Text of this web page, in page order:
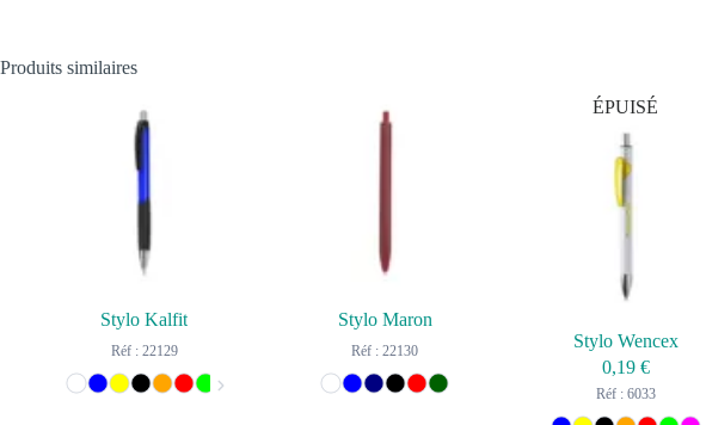
Produits similaires
Stylo Kalfit
Réf : 22129
Stylo Maron
Réf : 22130
ÉPUISÉ
Stylo Wencex
0,19 €
Réf : 6033